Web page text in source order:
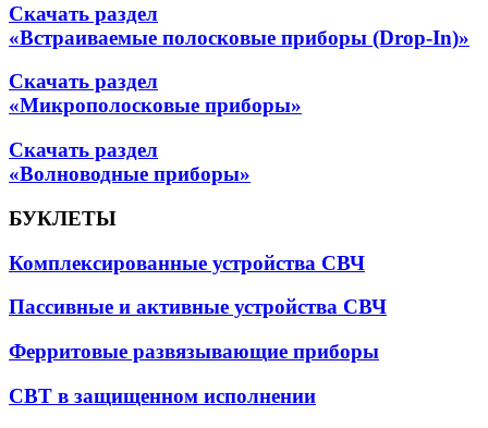
Скачать раздел
«Встраиваемые полосковые приборы (Drop-In)»
Скачать раздел
«Микрополосковые приборы»
Скачать раздел
«Волноводные приборы»
БУКЛЕТЫ
Комплексированные устройства СВЧ
Пассивные и активные устройства СВЧ
Ферритовые развязывающие приборы
СВТ в защищенном исполнении